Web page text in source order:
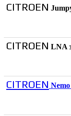
CITROEN
CITROEN LNA
CITROEN